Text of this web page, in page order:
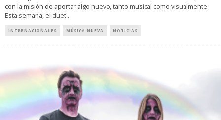
con la misión de aportar algo nuevo, tanto musical como visualmente.
Esta semana, el duet...
INTERNACIONALES MÚSICA NUEVA NOTICIAS